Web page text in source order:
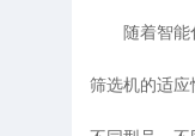
随着智
筛选机的适应